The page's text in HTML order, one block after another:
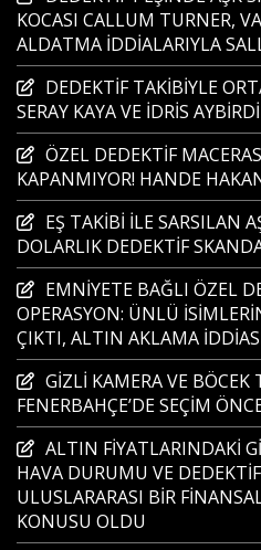
KOCASI CALLUM TURNER,
ALDATMA İDDİALARIYLA
DEDEKTİF TAKİBİYLE
SERAY KAYA VE İDRİS
ÖZEL DEDEKTİF
KAPANMIYOR! HANDE
EŞ TAKİBİ İLE SARSILAN
DOLARLIK DEDEKTİF
EMNİYETE BAĞLI ÖZEL
OPERASYON: ÜNLÜ
ÇIKTI, ALTIN AKLAMA
GİZLİ KAMERA VE BÖCEK
FENERBAHÇE’DE SEÇİM
ALTIN FİYATLARINDAKİ
HAVA DURUMU VE
ULUSLARARASI BİR
KONUSU OLDU